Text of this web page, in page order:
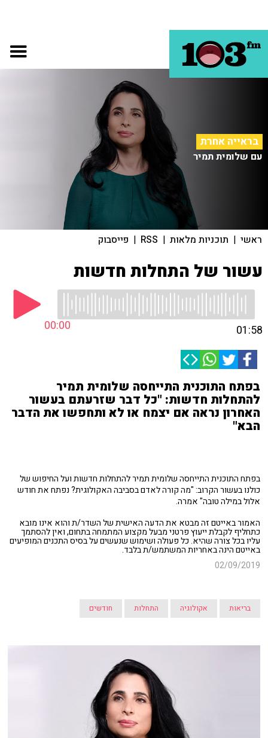
בראייה אחרת
עם שלומית תמיר
ראשי | תוכניות מלאות |
RSS
| פייסבוק
עשור של התחלות חדשות
00:00 01:58
בפתח התוכנית התייחסה שלומית תמיר
להתחלות חדשות: "כל דבר שזרעתם בעשור
האחרון נראה אם יצמח או לא ותחפשו את הדבר
הבא"
בפתח התוכנית התייחסה שלומית תמיר להתחלות חדשות ועל החיפוש של
כולנו בעשור הקרוב: "מה קורה לאדם בסביבה האקולוגית? נפתח את חודש
אלול במילה טובה" אמרה.
האמור באייטם זה מבטא את הדעה האישית של השדר/ת והוא אינו מובא
כתחליף לקבלת ייעוץ פרטני מבעל מקצוע המתמחה בתחום, ואין להסתמך
עליו בכל צורה שהיא. כל פעולה ושימוש שנעשים על בסיס התכנים המופיעים
באייטם הינה באחריות המשתמש/ת בלבד.
02/09/2019
בריאות אקולוגיה התחלות חודשים